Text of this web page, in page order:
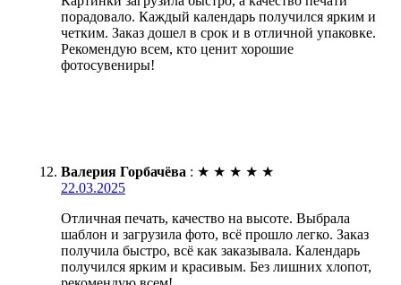
порадовало. Каждый календарь получился ярким и
четким. Заказ дошел в срок и в отличной упаковке.
Рекомендую всем, кто ценит хорошие
фотосувениры!
Валерия Горбачёва : ★ ★ ★ ★ ★
22.03.2025
Отличная печать, качество на высоте. Выбрала
шаблон и загрузила фото, всё прошло легко. Заказ
получила быстро, всё как заказывала. Календарь
получился ярким и красивым. Без лишних хлопот,